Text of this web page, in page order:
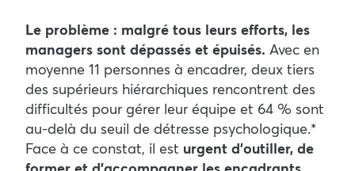
Le problème : malgré tous leurs efforts, les
managers sont dépassés et épuisés. Avec en
moyenne 11 personnes à encadrer, deux tiers
des supérieurs hiérarchiques rencontrent des
difficultés pour gérer leur équipe et 64 % sont
au-delà du seuil de détresse psychologique.*
Face à ce constat, il est urgent d’outiller, de